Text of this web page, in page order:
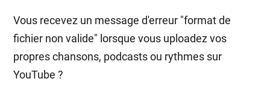
Vous recevez un message d'erreur "format de
fichier non valide" lorsque vous uploadez vos
propres chansons, podcasts ou rythmes sur
YouTube ?